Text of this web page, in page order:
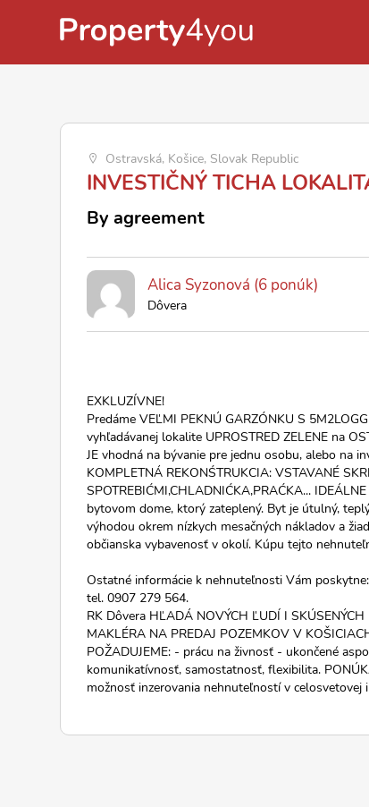
Ostravská, Košice, Slovak Republic
INVESTIČNÝ TICHA
By agreement
Alica Syzonová (6 ponúk)
Dôvera
EXKLUZÍVNE!
Predáme VEĽMI PEKNÚ GARZÓNKU S
vyhľadávanej lokalite UPROSTRED ZELENE na
JE vhodná na bývanie pre jednu osobu, alebo na
KOMPLETNÁ REKONŚTRUKCIA: VSTAVANÉ
SPOTREBIĆMI,CHLADNIĆKA,PRAĆKA...
bytovom dome, ktorý zateplený. Byt je útulný,
výhodou okrem nízkych mesačných nákladov a
občianska vybavenosť v okolí. Kúpu tejto
Ostatné informácie k nehnuteľnosti Vám
tel. 0907 279 564.
RK Dôvera HĽADÁ NOVÝCH ĽUDÍ I
MAKLÉRA NA PREDAJ POZEMKOV V
POŽADUJEME: - prácu na živnosť - ukončené
komunikatívnosť, samostatnosť, flexibilita.
možnosť inzerovania nehnuteľností v celosvetovej